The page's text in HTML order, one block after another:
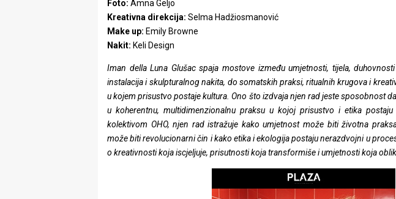
Foto: Amna Geljo
Kreativna direkcija: Selma Hadžiosmanović
Make up: Emily Browne
Nakit: Keli Design
Iman della Luna Glušac spaja mostove između umjetnosti, tijela,
instalacija i skulpturalnog nakita, do somatskih praksi, ritualnih krugova i
u kojem prisustvo postaje kultura. Ono što izdvaja njen rad jeste sposobnost
u koherentnu, multidimenzionalnu praksu u kojoj prisustvo i etika postaju
kolektivom OHO, njen rad istražuje kako umjetnost može biti životna
može biti revolucionarni čin i kako etika i ekologija postaju nerazdvojni u
o kreativnosti koja iscjeljuje, prisutnosti koja transformiše i umjetnosti koja